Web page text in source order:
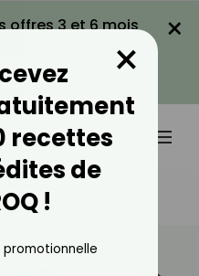
offres 3 et 6 mois
PROMO
×
À Découvrir
recettes
de
!
×